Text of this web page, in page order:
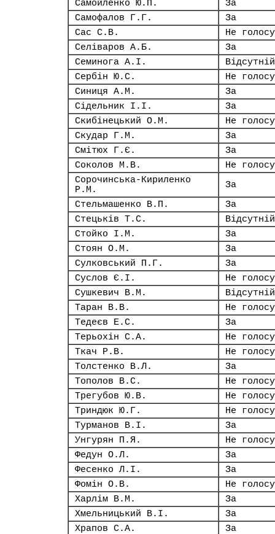
Самойленко Ю.П.
За
Самофалов Г.Г.
За
Сас С.В.
Не
Селіваров А.Б.
За
Семинога А.І.
Відсутній
Сербін Ю.С.
Не
Синиця А.М.
За
Сідельник І.І.
За
Скибінецький О.М.
Не
Скудар Г.М.
За
Смітюх Г.Є.
За
Соколов М.В.
Не
Сорочинська-Кириленко
Р.М.
За
Стельмашенко В.П.
За
Стецьків Т.С.
Відсутній
Стойко І.М.
За
Стоян О.М.
За
Сулковський П.Г.
За
Суслов Є.І.
Не
Сушкевич В.М.
Відсутній
Таран В.В.
Не
Тедеєв Е.С.
За
Терьохін С.А.
Не
Ткач Р.В.
Не
Толстенко В.Л.
За
Тополов В.С.
Не
Трегубов Ю.В.
Не
Триндюк Ю.Г.
Не
Турманов В.І.
За
Унгурян П.Я.
Не
Федун О.Л.
За
Фесенко Л.І.
За
Фомін О.В.
Не
Харлім В.М.
За
Хмельницький В.І.
За
Храпов С.А.
За